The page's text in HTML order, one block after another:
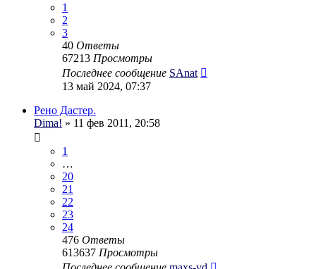
1
2
3
40 Ответы
67213 Просмотры
Последнее сообщение SAnat
13 май 2024, 07:37
Рено Дастер.
Dima! » 11 фев 2011, 20:58
1
…
20
21
22
23
24
476 Ответы
613637 Просмотры